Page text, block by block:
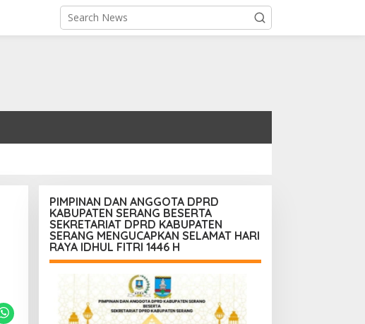
PIMPINAN DAN ANGGOTA DPRD
KABUPATEN SERANG BESERTA
SEKRETARIAT DPRD KABUPATEN
SERANG MENGUCAPKAN SELAMAT HARI
RAYA IDHUL FITRI 1446 H